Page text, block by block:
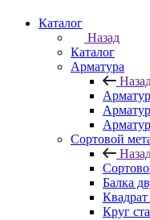
Каталог
Назад
Каталог
Арматура
Сортовой
Балка
Квадрат
Круг